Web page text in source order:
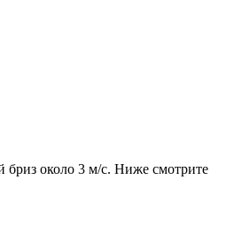
бриз около 3 м/с. Ниже смотрите